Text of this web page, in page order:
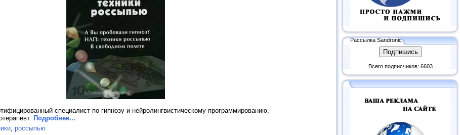
специалист по гипнозу и нейролингвистическому программированию,
Подробнее...
, россыпью
Рассылка Sandronic
Всего подписчиков: 6603